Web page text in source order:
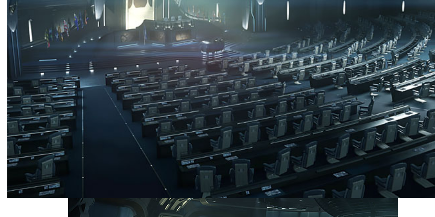
Star Citizen
Alpha 4.7 :
Welcome to the
rock
Korian Munshine 26 Mars 2026 0